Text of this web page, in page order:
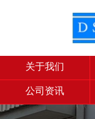
关于我们
公司资讯